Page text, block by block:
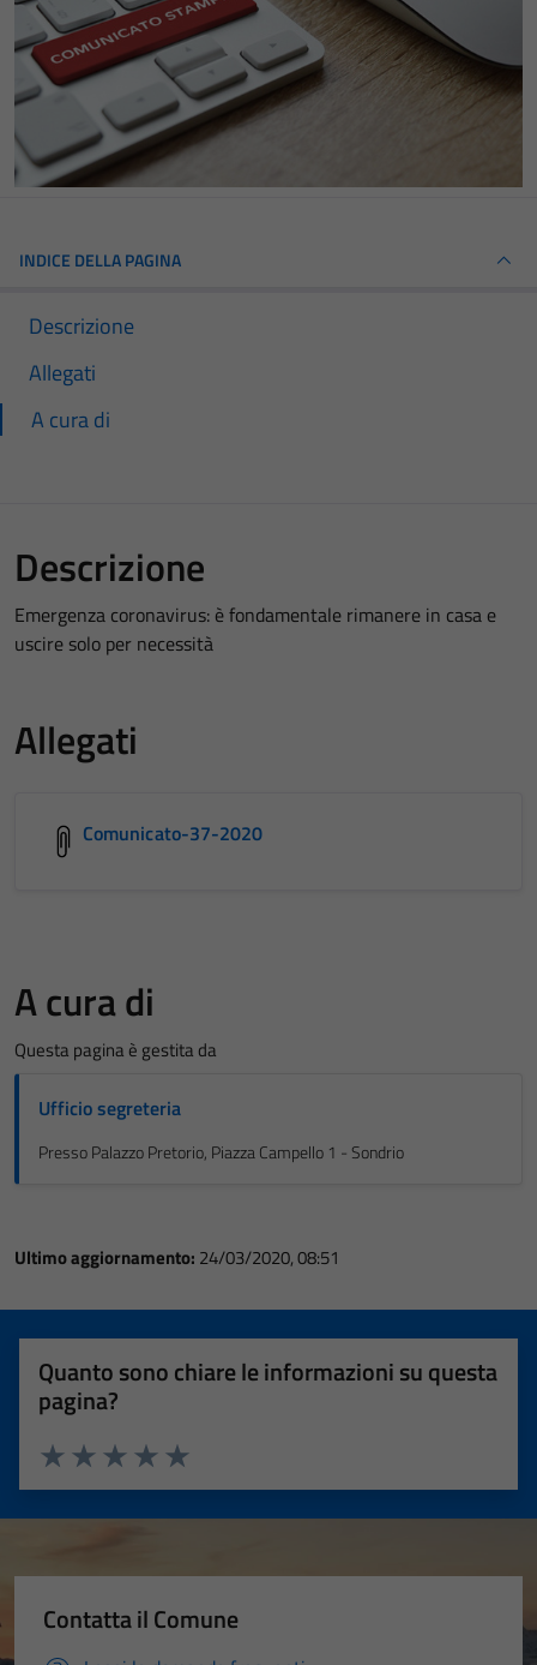
INDICE DELLA PAGINA
Descrizione
Allegati
A cura di
Descrizione
Emergenza coronavirus: è fondamentale rimanere in casa e
uscire solo per necessità
Allegati
Comunicato-37-2020
A cura di
Questa pagina è gestita da
Ufficio segreteria
Presso Palazzo Pretorio, Piazza Campello 1 - Sondrio
Ultimo aggiornamento: 24/03/2020, 08:51
Quanto sono chiare le informazioni su questa
pagina?
Valuta 5 stelle su 5
Valuta 4 stelle su 5
Valuta 3 stelle su 5
Valuta 2 stelle su 5
Valuta 1 stelle su 5
Contatta il Comune